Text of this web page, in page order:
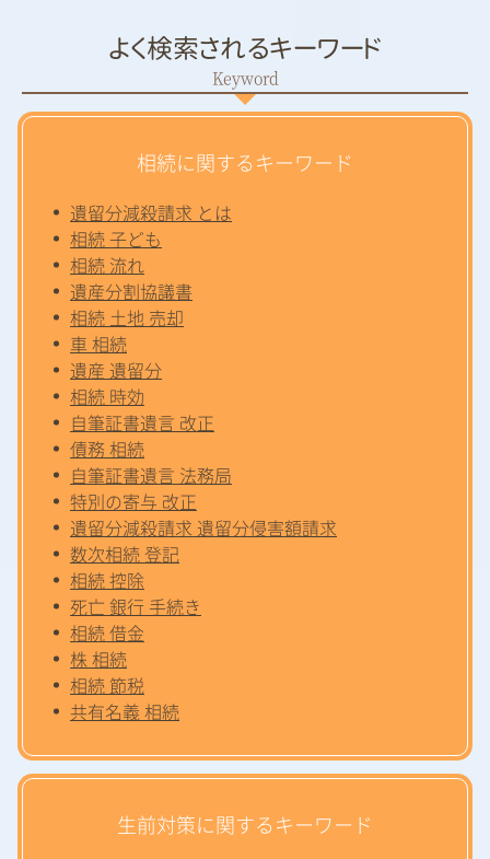
よく検索されるキーワード
相続に関するキーワード
遺留分減殺請求 とは
相続 子ども
相続 流れ
遺産分割協議書
相続 土地 売却
車 相続
遺産 遺留分
相続 時効
自筆証書遺言 改正
債務 相続
自筆証書遺言 法務局
特別の寄与 改正
遺留分減殺請求 遺留分侵害額請求
数次相続 登記
相続 控除
死亡 銀行 手続き
相続 借金
株 相続
相続 節税
共有名義 相続
生前対策に関するキーワード